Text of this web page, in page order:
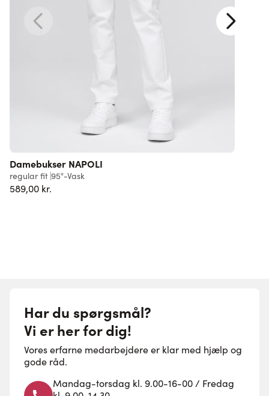
Damebukser NAPOLI
regular fit 95°-Vask
589,00 kr.
Har du spørgsmål?
Vi er her for dig!
Vores erfarne medarbejdere er klar med hjælp og
gode råd.
Mandag-torsdag kl. 9.00-16-00 / Fredag